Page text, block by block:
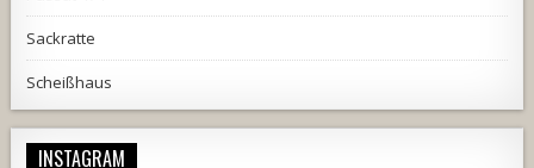
Sackratte
Scheißhaus
INSTAGRAM